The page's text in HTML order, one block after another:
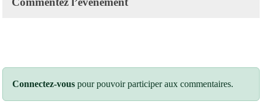
Connectez-vous pour pouvoir participer aux commentaires.